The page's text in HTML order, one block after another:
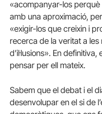
«acompanyar-los
amb una aproximació,
«exigir-los que creixin i
recerca de la veritat a
d’il·lusions». En
pensar per ell mateix.
Sabem que el debat i el
desenvolupar en el si de